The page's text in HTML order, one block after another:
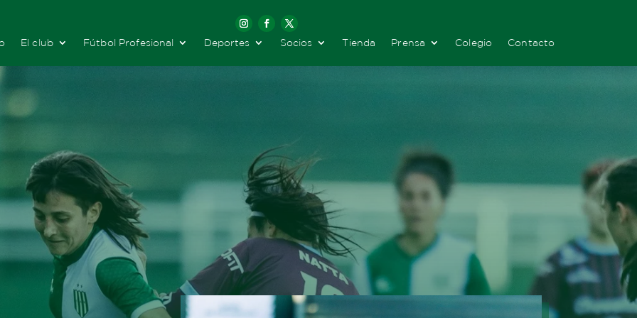
El club Fútbol Profesional Deportes Socios Tienda Prensa Colegio Contacto